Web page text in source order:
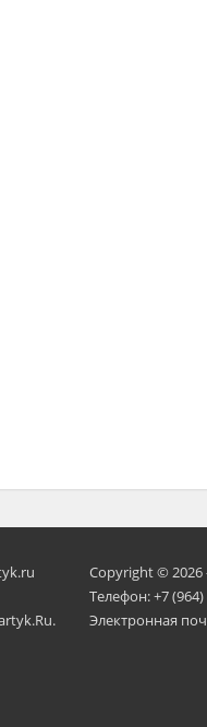
Copyright © 2026
Телефон: +7 (964)
Электронная